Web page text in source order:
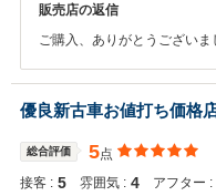
金一切なし。(何だか、大事に
営業の方だけでなく、事務所の
きつい熱函道路も気持ちよく走れます。 初めてのマイカーを
で購入できてよかったです。整
がとうございました。
販売店の返信
ご購入、ありがとうございま
優良新古車お値打ち価格
総合評価 5点
接客 : 5 雰囲気 : 4 アフター :